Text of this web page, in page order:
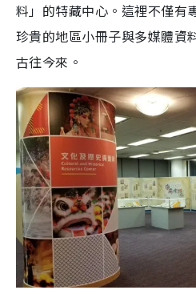
料」的特藏中心。這裡不僅有
珍貴的地區小冊子與多媒體資
古往今來。